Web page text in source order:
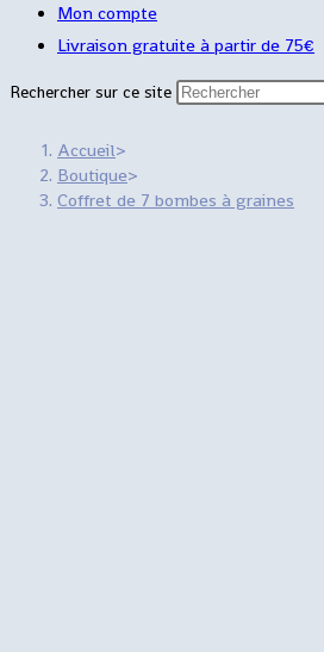
Mon compte
Livraison gratuite à partir de 75€
Rechercher sur ce site
Accueil>
Boutique>
Coffret de 7 bombes à graines